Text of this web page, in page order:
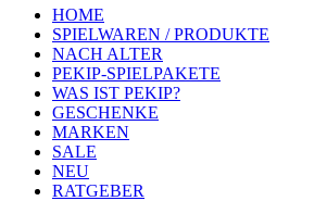
HOME
SPIELWAREN / PRODUKTE
NACH ALTER
PEKIP-SPIELPAKETE
WAS IST PEKIP?
GESCHENKE
MARKEN
SALE
NEU
RATGEBER